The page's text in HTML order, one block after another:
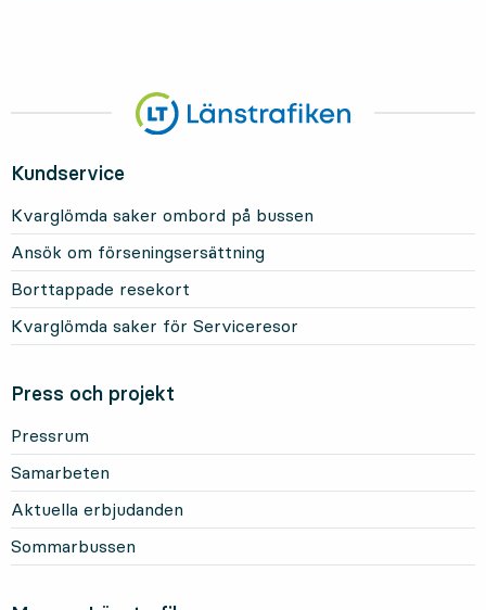
Kundservice
Kvarglömda saker ombord på bussen
Ansök om förseningsersättning
Borttappade resekort
Kvarglömda saker för Serviceresor
Press och projekt
Pressrum
Samarbeten
Aktuella erbjudanden
Sommarbussen